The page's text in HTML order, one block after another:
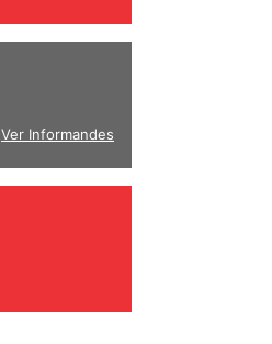
Ver Informandes